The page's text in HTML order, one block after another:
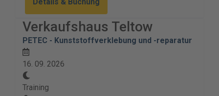
Verkaufshaus Teltow
PETEC - Kunststoffverklebung und -reparatur
16. 09. 2026
Training